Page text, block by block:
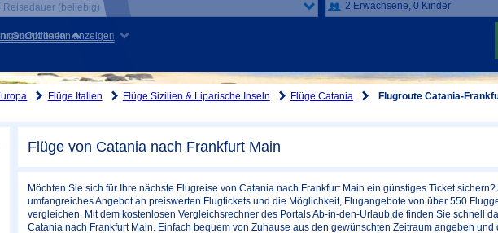
Reisedauer (beliebig)
Suchkriterien anzeigen
Optionen
Flüge Italien Flüge Sizilien & Liparische Inseln Flüge Catania
Flugroute Catania-
Flüge von Catania nach Frankfurt Main
Möchten Sie sich für Ihre nächste Flugreise von Catania nach Frankfurt Main ein günstiges Ticket
umfangreiches Angebot an preiswerten Flugtickets und die Möglichkeit, Flugangebote von über 550
vergleichen. Mit dem kostenlosen Vergleichsrechner des Portals Ab-in-den-Urlaub.de finden Sie schnell
Catania nach Frankfurt Main. Einfach bequem von Zuhause aus den gewünschten Zeitraum angeben